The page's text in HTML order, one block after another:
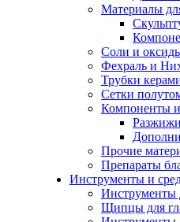
Материалы
Соли и
Фехраль и
Трубки
Сетки
Компоненты
Прочие
Препараты
Инструменты и
Инструменты
Щипцы для